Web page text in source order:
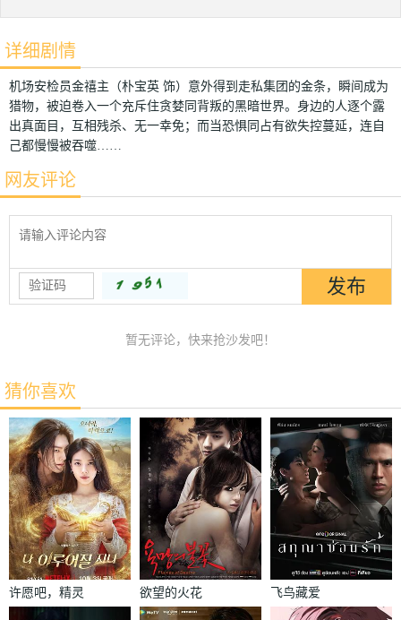
详细剧情
机场安检员金禧主（朴宝英 饰）意外得到走私集团的金条，瞬间成为
猎物，被迫卷入一个充斥住贪婪同背叛的黑暗世界。身边的人逐个露
出真面目，互相残杀、无一幸免；而当恐惧同占有欲失控蔓延，连自
己都慢慢被吞噬……
网友评论
暂无评论，快来抢沙发吧！
猜你喜欢
许愿吧，精灵 欲望的火花 飞鸟藏爱